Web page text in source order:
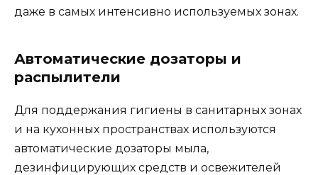
даже в самых интенсивно используемых зонах.
Автоматические дозаторы и
распылители
Для поддержания гигиены в санитарных зонах
и на кухонных пространствах используются
автоматические дозаторы мыла,
дезинфицирующих средств и освежителей